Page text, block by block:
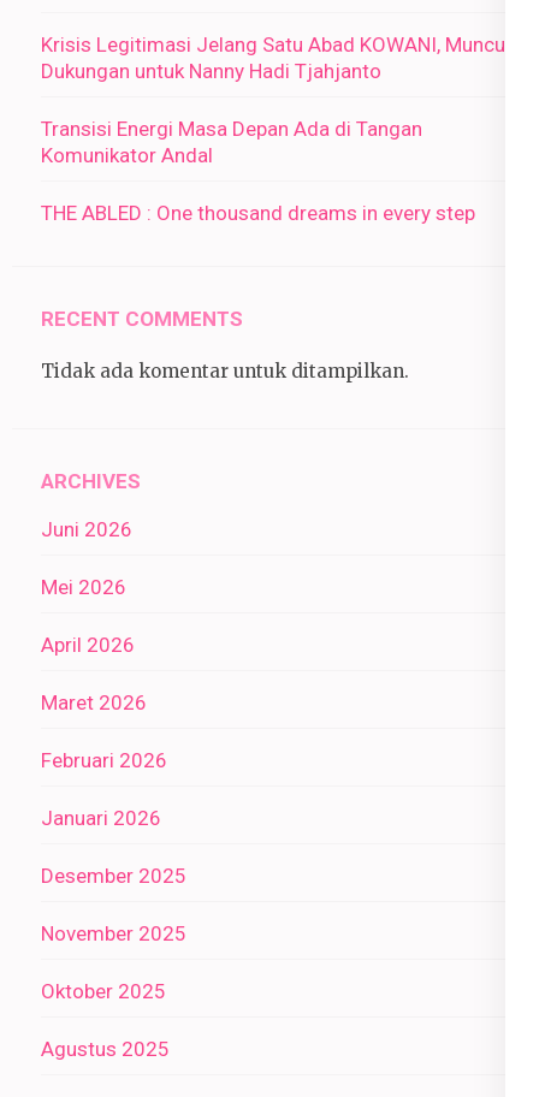
Krisis Legitimasi Jelang Satu Abad KOWANI, Muncul
Dukungan untuk Nanny Hadi Tjahjanto
Transisi Energi Masa Depan Ada di Tangan
Komunikator Andal
THE ABLED : One thousand dreams in every step
RECENT COMMENTS
Tidak ada komentar untuk ditampilkan.
ARCHIVES
Juni 2026
Mei 2026
April 2026
Maret 2026
Februari 2026
Januari 2026
Desember 2025
November 2025
Oktober 2025
Agustus 2025